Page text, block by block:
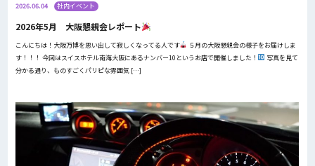
2026.06.04 社内イベント
2026年5月 大阪懇親会レポート
こんにちは！大阪万博を思い出して寂しくなってる人です
５月の大阪懇親会の様子をお届けしま
す！！！ 今回はスイスホテル南海大阪にあるナンバー10というお店で開催しました！
写真を見て
分かる通り、ものすごくパリピな雰囲気 […]